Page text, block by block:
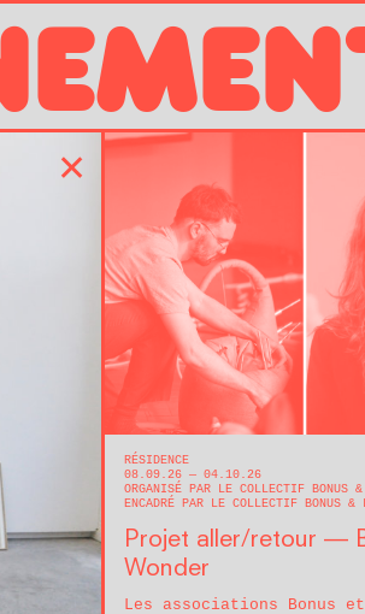
✕
RÉSIDENCE
08.09.26 — 04.10.26
ORGANISÉ PAR LE COLLECTIF BONUS &
ENCADRÉ PAR LE COLLECTIF BONUS &
Projet aller/retour —
Wonder
Les associations Bonus et